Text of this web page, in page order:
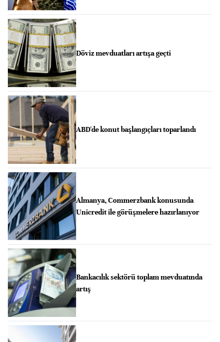
Döviz mevduatları artışa geçti
ABD'de konut başlangıçları toparlandı
Almanya, Commerzbank konusunda
Unicredit ile görüşmelere hazırlanıyor
Bankacılık sektörü toplam mevduatında
artış